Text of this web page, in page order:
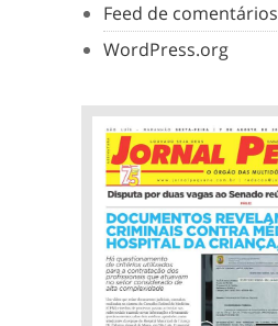
Feed de comentários
WordPress.org